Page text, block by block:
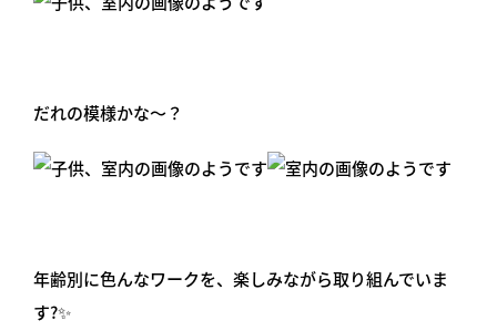
だれの模様かな～？
年齢別に色んなワークを、楽しみながら取り組んでいま
す?✨